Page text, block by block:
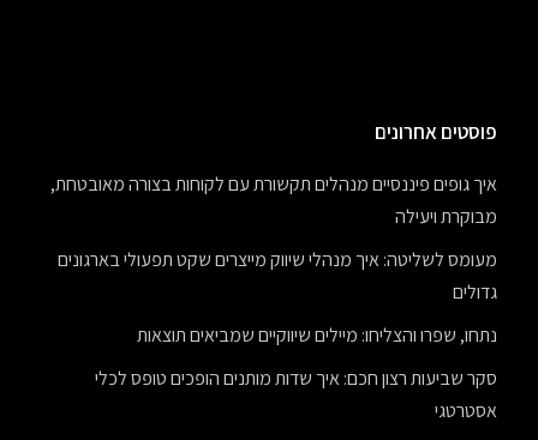
פוסטים אחרונים
איך גופים פיננסיים מנהלים תקשורת עם לקוחות בצורה מאובטחת,
מבוקרת ויעילה
מעומס לשליטה: איך מנהלי שיווק מייצרים שקט תפעולי בארגונים
גדולים
נתחו, שפרו והצליחו: מיילים שיווקיים שמביאים תוצאות
סקר שביעות רצון חכם: איך שדות מותנים הופכים טופס לכלי
אסטרטגי